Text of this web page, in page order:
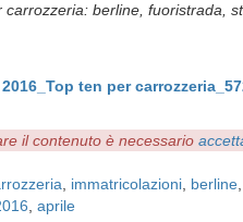
berline, fuoristrada,
ten per
il contenuto è necessario
immatricolazioni berline
aprile